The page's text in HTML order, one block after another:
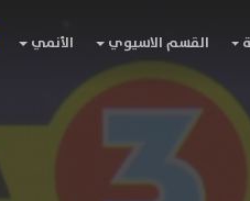
القسم الاسيوي الأنمي